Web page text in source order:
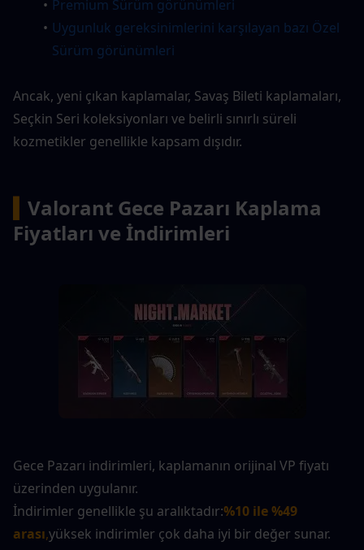
Premium Sürüm görünümleri
Uygunluk gereksinimlerini karşılayan bazı Özel
Sürüm görünümleri
Ancak, yeni çıkan kaplamalar, Savaş Bileti kaplamaları,
Seçkin Seri koleksiyonları ve belirli sınırlı süreli
kozmetikler genellikle kapsam dışıdır.
Valorant Gece Pazarı Kaplama
Fiyatları ve İndirimleri
Gece Pazarı indirimleri, kaplamanın orijinal VP fiyatı
üzerinden uygulanır.
İndirimler genellikle şu aralıktadır:%10 ile %49
arası,yüksek indirimler çok daha iyi bir değer sunar.